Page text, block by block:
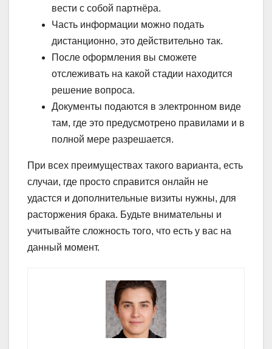
вести с собой партнёра.
Часть информации можно подать
дистанционно, это действительно так.
После оформления вы сможете
отслеживать на какой стадии находится
решение вопроса.
Документы подаются в электронном виде
там, где это предусмотрено правилами и в
полной мере разрешается.
При всех преимуществах такого варианта, есть
случаи, где просто справится онлайн не
удастся и дополнительные визиты нужны, для
расторжения брака. Будьте внимательны и
учитывайте сложность того, что есть у вас на
данный момент.